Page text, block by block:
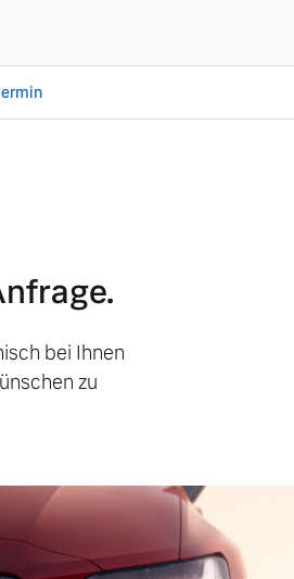
bei Ihnen
zu